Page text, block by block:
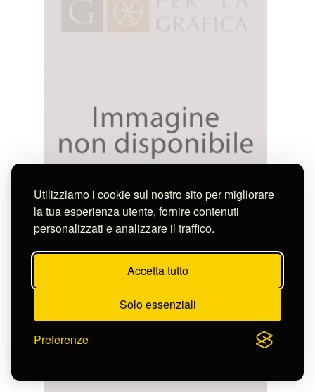
Utilizziamo i cookie sul nostro sito per migliorare
la tua esperienza utente, fornire contenuti
personalizzati e analizzare il traffico.
Accetta tutto
Solo essenziali
Preferenze
Fries Ernst
ROVINE DEL CASTELLO DI HEIDELBERG